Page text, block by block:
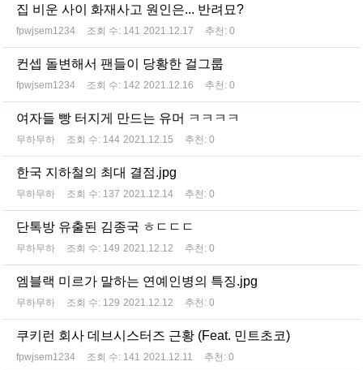
집 비운 사이 화재사고 원인은... 반려묘?
fpwjsem1234 조회 수: 141 2021.12.17 추천: 0
컨셉 돌변해서 팬들이 당황한 걸그룹
fpwjsem1234 조회 수: 142 2021.12.16 추천: 0
여자들 빵 터지게 만드는 유머 ㅋㅋㅋㅋ
무하무하 조회 수: 144 2021.12.15 추천: 0
한국 지하철의 최대 결점.jpg
무하무하 조회 수: 137 2021.12.14 추천: 0
단톡방 유출된 김종국 ㅎㄷㄷㄷ
무하무하 조회 수: 149 2021.12.12 추천: 0
엠블랙 미르가 말하는 연예인병의 특징.jpg
무하무하 조회 수: 129 2021.12.12 추천: 0
쿠키런 회사 데브시스터즈 근황 (Feat. 민트초코)
fpwjsem1234 조회 수: 141 2021.12.11 추천: 0